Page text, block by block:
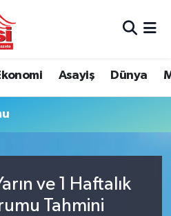
Asayiş Dünya
ve 1 Haftalık
Tahmini
ve Fikstür